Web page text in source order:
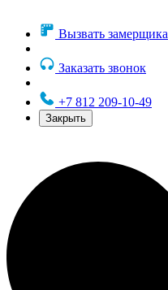
Вызвать замерщика
Заказать звонок
+7 812 209-10-49
Закрыть